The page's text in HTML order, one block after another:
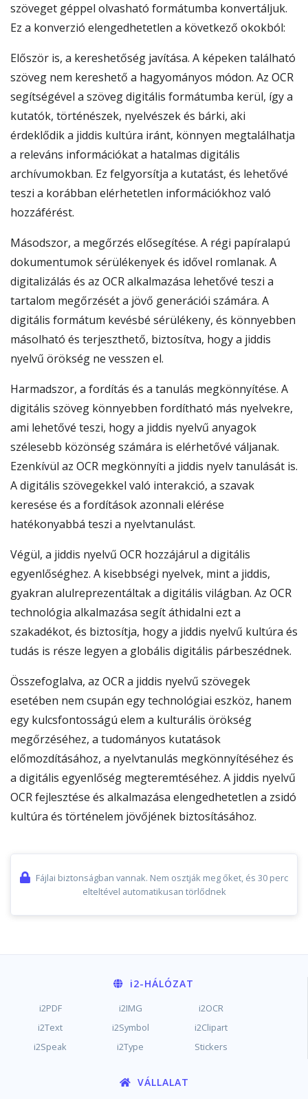
szöveget géppel olvasható formátumba konvertáljuk.
Ez a konverzió elengedhetetlen a következő okokból:
Először is, a kereshetőség javítása. A képeken található
szöveg nem kereshető a hagyományos módon. Az OCR
segítségével a szöveg digitális formátumba kerül, így a
kutatók, történészek, nyelvészek és bárki, aki
érdeklődik a jiddis kultúra iránt, könnyen megtalálhatja
a releváns információkat a hatalmas digitális
archívumokban. Ez felgyorsítja a kutatást, és lehetővé
teszi a korábban elérhetetlen információkhoz való
hozzáférést.
Másodszor, a megőrzés elősegítése. A régi papíralapú
dokumentumok sérülékenyek és idővel romlanak. A
digitalizálás és az OCR alkalmazása lehetővé teszi a
tartalom megőrzését a jövő generációi számára. A
digitális formátum kevésbé sérülékeny, és könnyebben
másolható és terjeszthető, biztosítva, hogy a jiddis
nyelvű örökség ne vesszen el.
Harmadszor, a fordítás és a tanulás megkönnyítése. A
digitális szöveg könnyebben fordítható más nyelvekre,
ami lehetővé teszi, hogy a jiddis nyelvű anyagok
szélesebb közönség számára is elérhetővé váljanak.
Ezenkívül az OCR megkönnyíti a jiddis nyelv tanulását is.
A digitális szövegekkel való interakció, a szavak
keresése és a fordítások azonnali elérése
hatékonyabbá teszi a nyelvtanulást.
Végül, a jiddis nyelvű OCR hozzájárul a digitális
egyenlőséghez. A kisebbségi nyelvek, mint a jiddis,
gyakran alulreprezentáltak a digitális világban. Az OCR
technológia alkalmazása segít áthidalni ezt a
szakadékot, és biztosítja, hogy a jiddis nyelvű kultúra és
tudás is része legyen a globális digitális párbeszédnek.
Összefoglalva, az OCR a jiddis nyelvű szövegek
esetében nem csupán egy technológiai eszköz, hanem
egy kulcsfontosságú elem a kulturális örökség
megőrzéséhez, a tudományos kutatások
előmozdításához, a nyelvtanulás megkönnyítéséhez és
a digitális egyenlőség megteremtéséhez. A jiddis nyelvű
OCR fejlesztése és alkalmazása elengedhetetlen a zsidó
kultúra és történelem jövőjének biztosításához.
Fájlai biztonságban vannak. Nem osztják meg őket, és 30 perc
elteltével automatikusan törlődnek
i2-HÁLÓZAT
i2PDF i2IMG
i2OCR
i2Text
i2Symbol
i2Clipart
i2Speak
i2Type Stickers
VÁLLALAT